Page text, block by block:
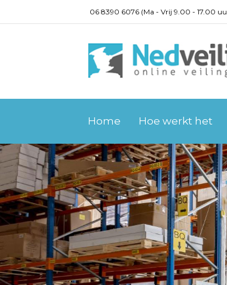
06 8390 6076 (Ma - Vrij 9.00 - 17.00
Home Hoe werkt het